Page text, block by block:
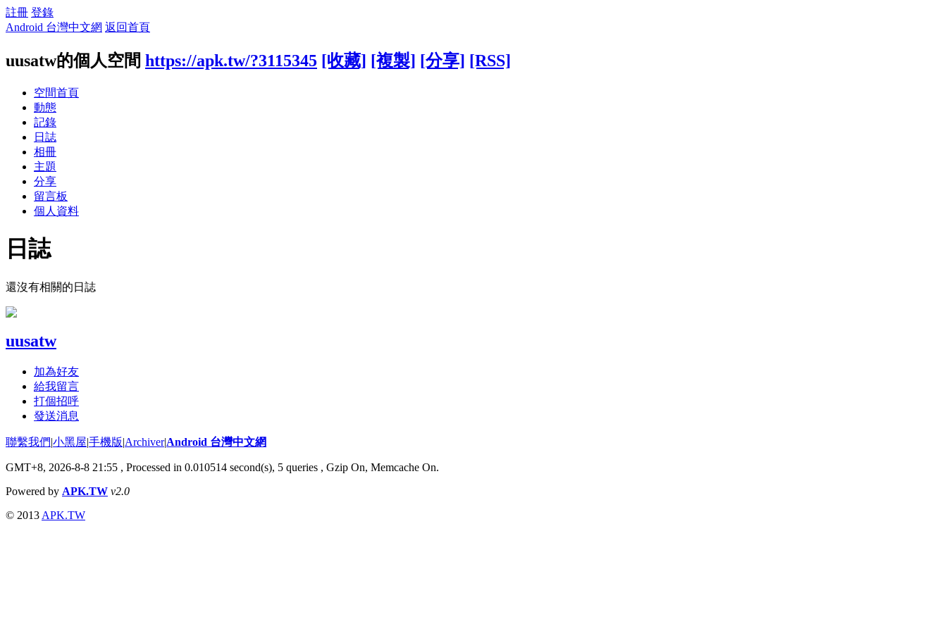
註冊 登錄
Android 台灣中文網 返回首頁
uusatw的個人空間 https://apk.tw/?3115345 [收藏] [複製] [分享] [RSS]
空間首頁
動態
記錄
日誌
相冊
主題
分享
留言板
個人資料
日誌
還沒有相關的日誌
uusatw
加為好友
給我留言
打個招呼
發送消息
聯繫我們|小黑屋|手機版|Archiver|Android 台灣中文網
GMT+8, 2026-8-8 21:55 , Processed in 0.010514 second(s), 5 queries , Gzip On, Memcache On.
Powered by APK.TW v2.0
© 2013 APK.TW